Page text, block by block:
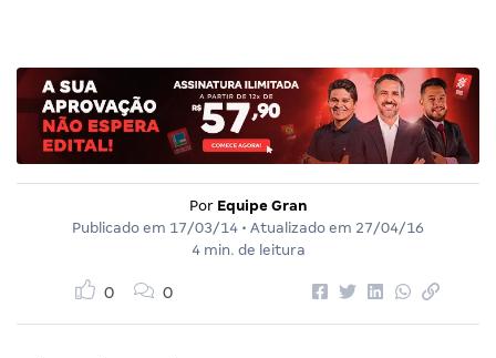
Por Equipe Gran
Publicado em 17/03/14 • Atualizado em 27/04/16
4 min. de leitura
0 0